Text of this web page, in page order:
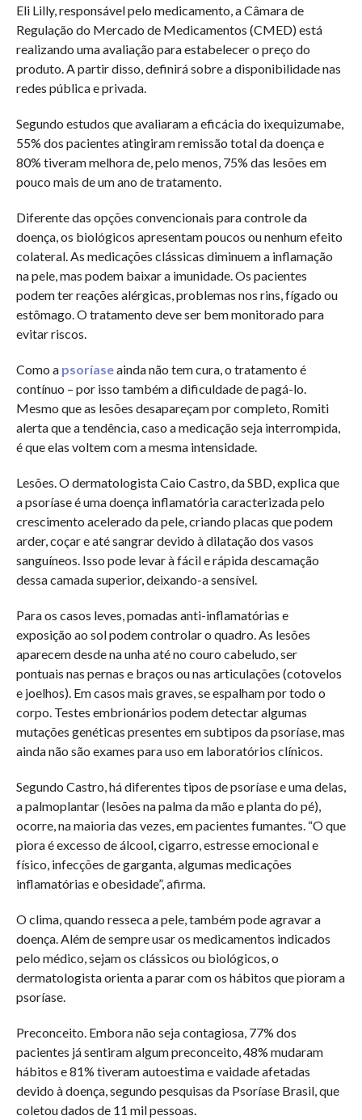
Eli Lilly, responsável pelo medicamento, a Câmara de
Regulação do Mercado de Medicamentos (CMED) está
realizando uma avaliação para estabelecer o preço do
produto. A partir disso, definirá sobre a disponibilidade nas
redes pública e privada.
Segundo estudos que avaliaram a eficácia do ixequizumabe,
55% dos pacientes atingiram remissão total da doença e
80% tiveram melhora de, pelo menos, 75% das lesões em
pouco mais de um ano de tratamento.
Diferente das opções convencionais para controle da
doença, os biológicos apresentam poucos ou nenhum efeito
colateral. As medicações clássicas diminuem a inflamação
na pele, mas podem baixar a imunidade. Os pacientes
podem ter reações alérgicas, problemas nos rins, fígado ou
estômago. O tratamento deve ser bem monitorado para
evitar riscos.
Como a psoríaseainda não tem cura, o tratamento é
contínuo – por isso também a dificuldade de pagá-lo.
Mesmo que as lesões desapareçam por completo, Romiti
alerta que a tendência, caso a medicação seja interrompida,
é que elas voltem com a mesma intensidade.
Lesões. O dermatologista Caio Castro, da SBD, explica que
a psoríase é uma doença inflamatória caracterizada pelo
crescimento acelerado da pele, criando placas que podem
arder, coçar e até sangrar devido à dilatação dos vasos
sanguíneos. Isso pode levar à fácil e rápida descamação
dessa camada superior, deixando-a sensível.
Para os casos leves, pomadas anti-inflamatórias e
exposição ao sol podem controlar o quadro. As lesões
aparecem desde na unha até no couro cabeludo, ser
pontuais nas pernas e braços ou nas articulações (cotovelos
e joelhos). Em casos mais graves, se espalham por todo o
corpo. Testes embrionários podem detectar algumas
mutações genéticas presentes em subtipos da psoríase, mas
ainda não são exames para uso em laboratórios clínicos.
Segundo Castro, há diferentes tipos de psoríase e uma delas,
a palmoplantar (lesões na palma da mão e planta do pé),
ocorre, na maioria das vezes, em pacientes fumantes. “O que
piora é excesso de álcool, cigarro, estresse emocional e
físico, infecções de garganta, algumas medicações
inflamatórias e obesidade”, afirma.
O clima, quando resseca a pele, também pode agravar a
doença. Além de sempre usar os medicamentos indicados
pelo médico, sejam os clássicos ou biológicos, o
dermatologista orienta a parar com os hábitos que pioram a
psoríase.
Preconceito. Embora não seja contagiosa, 77% dos
pacientes já sentiram algum preconceito, 48% mudaram
hábitos e 81% tiveram autoestima e vaidade afetadas
devido à doença, segundo pesquisas da Psoríase Brasil, que
coletou dados de 11 mil pessoas.